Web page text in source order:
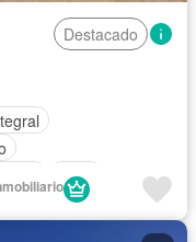
Destacado
Agua
con closet